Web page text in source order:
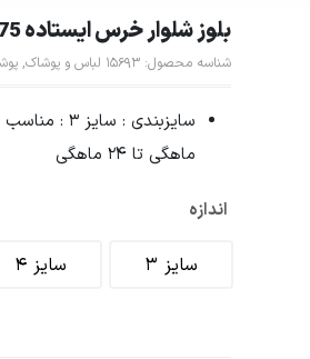
بلوز شلوار خرس ایستاده 1475 مهتا
شناسه محصول: 15693 لباس و پوشاک,
ماهگی تا 24 ماهگی
اندازه
سایز 3 سایز 4